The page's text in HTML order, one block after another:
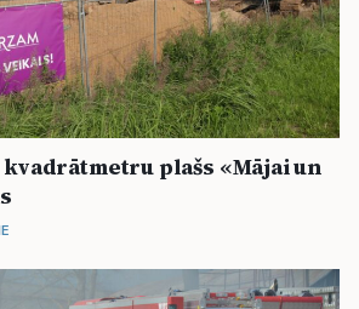
kvadrātmetru plašs «Mājai un